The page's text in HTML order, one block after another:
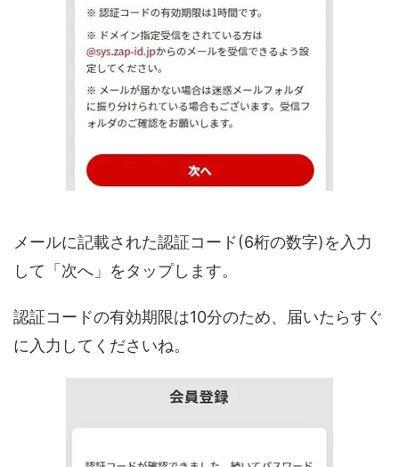
メールに記載された認証コード(6桁の数字)を入力
して「次へ」をタップします。
認証コードの有効期限は10分のため、届いたらすぐ
に入力してくださいね。